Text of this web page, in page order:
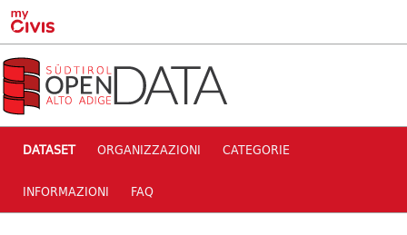
Skip to main content
DATASET ORGANIZZAZIONI CATEGORIE
INFORMAZIONI FAQ